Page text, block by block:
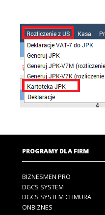
PROGRAMY DLA FIRM
BIZNESMEN PRO
DGCS SYSTEM
DGCS SYSTEM CHMURA
ONBIZNES